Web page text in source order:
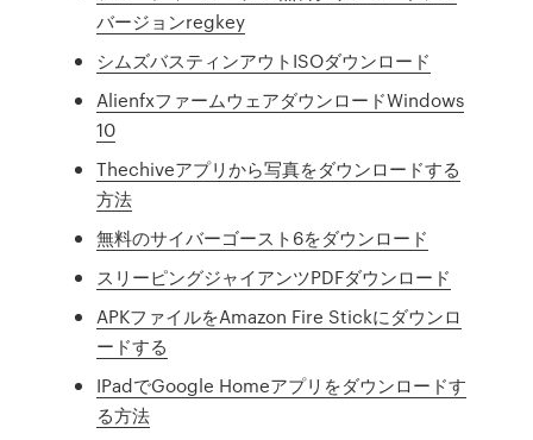
バージョンregkey
シムズバスティンアウトISOダウンロード
AlienfxファームウェアダウンロードWindows
10
Thechiveアプリから写真をダウンロードする
方法
無料のサイバーゴースト6をダウンロード
スリーピングジャイアンツPDFダウンロード
APKファイルをAmazon Fire Stickにダウンロ
ードする
IPadでGoogle Homeアプリをダウンロードす
る方法